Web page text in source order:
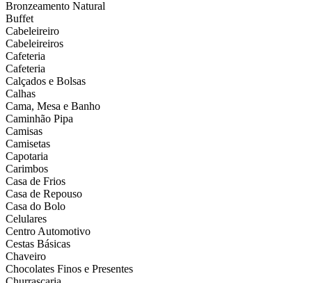
Bronzeamento Natural
Buffet
Cabeleireiro
Cabeleireiros
Cafeteria
Cafeteria
Calçados e Bolsas
Calhas
Cama, Mesa e Banho
Caminhão Pipa
Camisas
Camisetas
Capotaria
Carimbos
Casa de Frios
Casa de Repouso
Casa do Bolo
Celulares
Centro Automotivo
Cestas Básicas
Chaveiro
Chocolates Finos e Presentes